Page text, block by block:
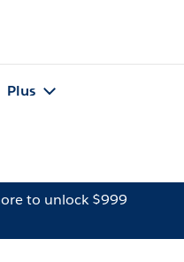
Plus
to unlock $999